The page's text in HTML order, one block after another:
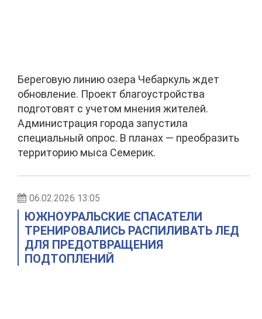
Береговую линию озера Чебаркуль ждет
обновление. Проект благоустройства
подготовят с учетом мнения жителей.
Администрация города запустила
специальный опрос. В планах — преобразить
территорию мыса Семерик.
06.02.2026 13:05
ЮЖНОУРАЛЬСКИЕ СПАСАТЕЛИ
ТРЕНИРОВАЛИСЬ РАСПИЛИВАТЬ ЛЕД
ДЛЯ ПРЕДОТВРАЩЕНИЯ
ПОДТОПЛЕНИЙ